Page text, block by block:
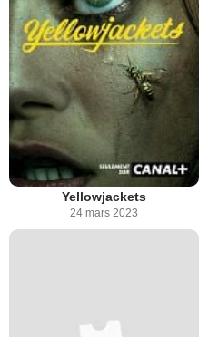
Yellowjackets
24 mars 2023